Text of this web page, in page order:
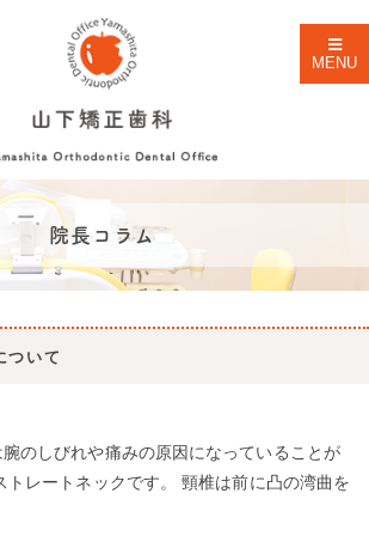
MENU
院長コラム
ついて
のしびれや痛みの原因になっていることが
トレートネックです。 頸椎は前に凸の湾曲を